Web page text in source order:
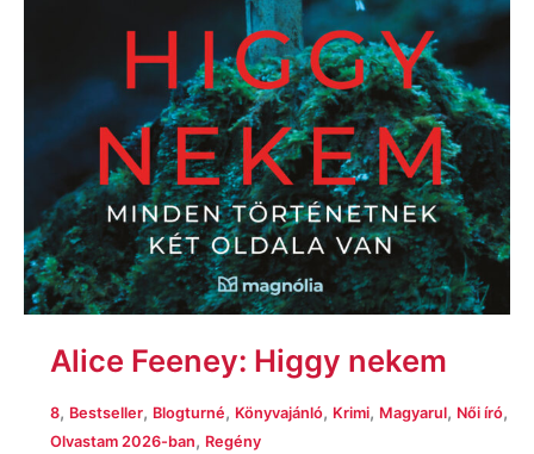
Alice Feeney: Higgy nekem
8, Bestseller, Blogturné, Könyvajánló, Krimi, Magyarul, Női író,
Olvastam 2026-ban, Regény